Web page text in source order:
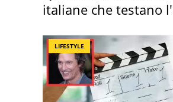
italiane che testano
LIFESTYLE